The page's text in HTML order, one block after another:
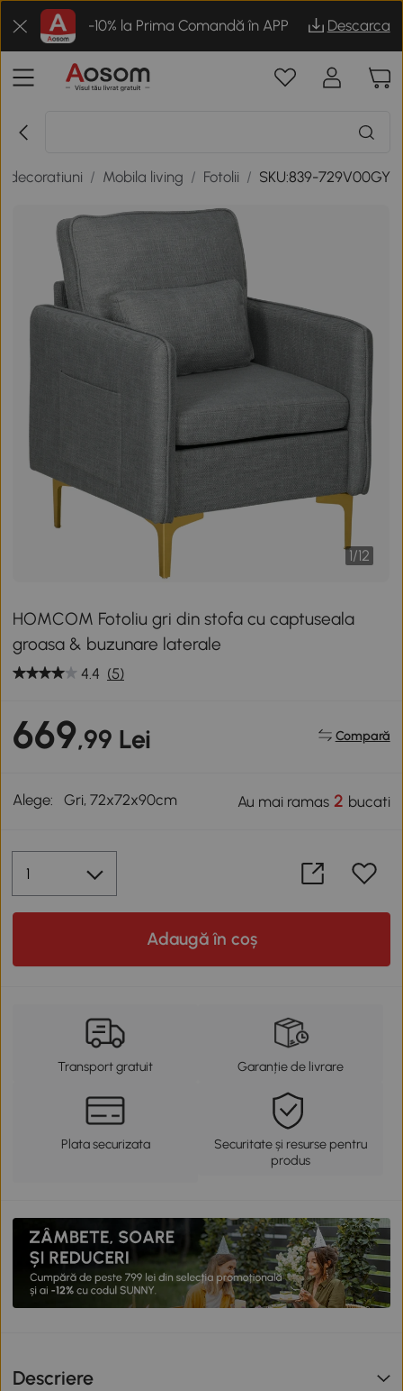
-10% la Prima Comandă în APP Descarca
decoratiuni / Mobila living / Fotolii / SKU:839-729V00GY
1/12
HOMCOM Fotoliu gri din stofa cu captuseala
groasa & buzunare laterale
4.4 (5)
669,99 Lei Compară
Alege: Gri, 72x72x90cm Au mai ramas2 bucati
Adaugă în coș
Transport gratuit Garanție de livrare
Plata securizata
Securitate și resurse pentru
produs
Descriere